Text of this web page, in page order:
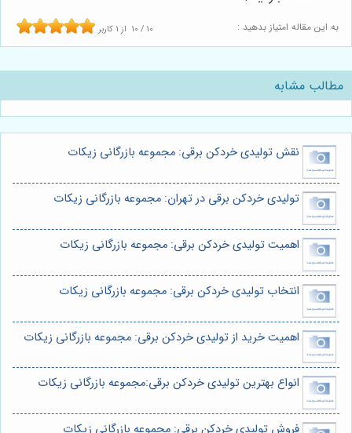
به این مقاله امتیاز بدهید : 10 / 10 از1 کاربر
مطالب مشابه
نقش تولیدی خردکن برقی: مجموعه بازرگانی زیکات
تولیدی خردکن برقی در تهران: مجموعه بازرگانی زیکات
اهمیت تولیدی خردکن برقی: مجموعه بازرگانی زیکات
انتخاب تولیدی خردکن برقی: مجموعه بازرگانی زیکات
اهمیت خرید از تولیدی خردکن برقی: مجموعه بازرگانی زیکات
انواع بهترین تولیدی خردکن برقی:مجموعه بازرگانی زیکات